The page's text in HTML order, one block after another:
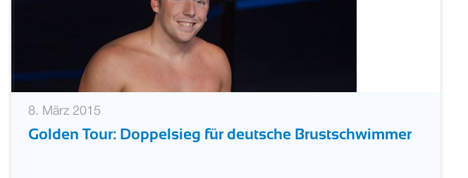
8. März 2015
Golden Tour: Doppelsieg für deutsche Brustschwimmer